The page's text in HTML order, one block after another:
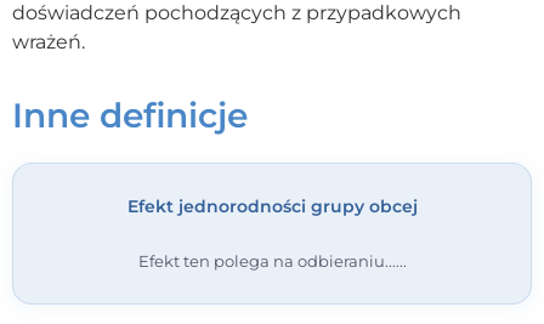
Dawka wiedzy
Dołącz do portalu
doświadczeń pochodzących z przypadkowych
wrażeń.
Inne definicje
Efekt jednorodności grupy obcej
Efekt ten polega na odbieraniu...